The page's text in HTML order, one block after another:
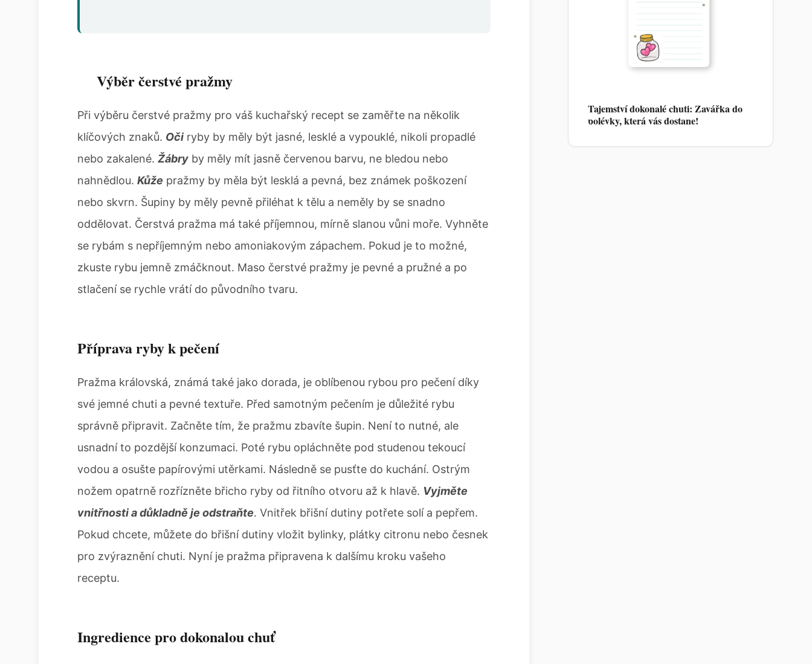
Výběr čerstvé pražmy
Při výběru čerstvé pražmy pro váš kuchařský recept se zaměřte na několik
klíčových znaků. Oči ryby by měly být jasné, lesklé a vypouklé, nikoli propadlé
nebo zakalené. Žábry by měly mít jasně červenou barvu, ne bledou nebo
nahnědlou. Kůže pražmy by měla být lesklá a pevná, bez známek poškození
nebo skvrn. Šupiny by měly pevně přiléhat k tělu a neměly by se snadno
oddělovat. Čerstvá pražma má také příjemnou, mírně slanou vůni moře. Vyhněte
se rybám s nepříjemným nebo amoniakovým zápachem. Pokud je to možné,
zkuste rybu jemně zmáčknout. Maso čerstvé pražmy je pevné a pružné a po
stlačení se rychle vrátí do původního tvaru.
Příprava ryby k pečení
Pražma královská, známá také jako dorada, je oblíbenou rybou pro pečení díky
své jemné chuti a pevné textuře. Před samotným pečením je důležité rybu
správně připravit. Začněte tím, že pražmu zbavíte šupin. Není to nutné, ale
usnadní to pozdější konzumaci. Poté rybu opláchněte pod studenou tekoucí
vodou a osušte papírovými utěrkami. Následně se pusťte do kuchání. Ostrým
nožem opatrně rozřízněte břicho ryby od řitního otvoru až k hlavě. Vyjměte
vnitřnosti a důkladně je odstraňte. Vnitřek břišní dutiny potřete solí a pepřem.
Pokud chcete, můžete do břišní dutiny vložit bylinky, plátky citronu nebo česnek
pro zvýraznění chuti. Nyní je pražma připravena k dalšímu kroku vašeho
receptu.
Ingredience pro dokonalou chuť
Tajemství dokonalé chuti: Zavářka do
polévky, která vás dostane!